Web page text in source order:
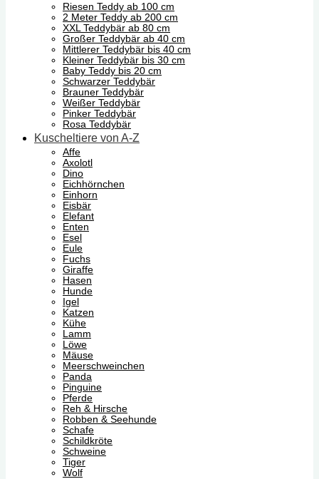
Riesen Teddy ab 100 cm
2 Meter Teddy ab 200 cm
XXL Teddybär ab 80 cm
Großer Teddybär ab 40 cm
Mittlerer Teddybär bis 40 cm
Kleiner Teddybär bis 30 cm
Baby Teddy bis 20 cm
Schwarzer Teddybär
Brauner Teddybär
Weißer Teddybär
Pinker Teddybär
Rosa Teddybär
Kuscheltiere von A-Z
Affe
Axolotl
Dino
Eichhörnchen
Einhorn
Eisbär
Elefant
Enten
Esel
Eule
Fuchs
Giraffe
Hasen
Hunde
Igel
Katzen
Kühe
Lamm
Löwe
Mäuse
Meerschweinchen
Panda
Pinguine
Pferde
Reh & Hirsche
Robben & Seehunde
Schafe
Schildkröte
Schweine
Tiger
Wolf